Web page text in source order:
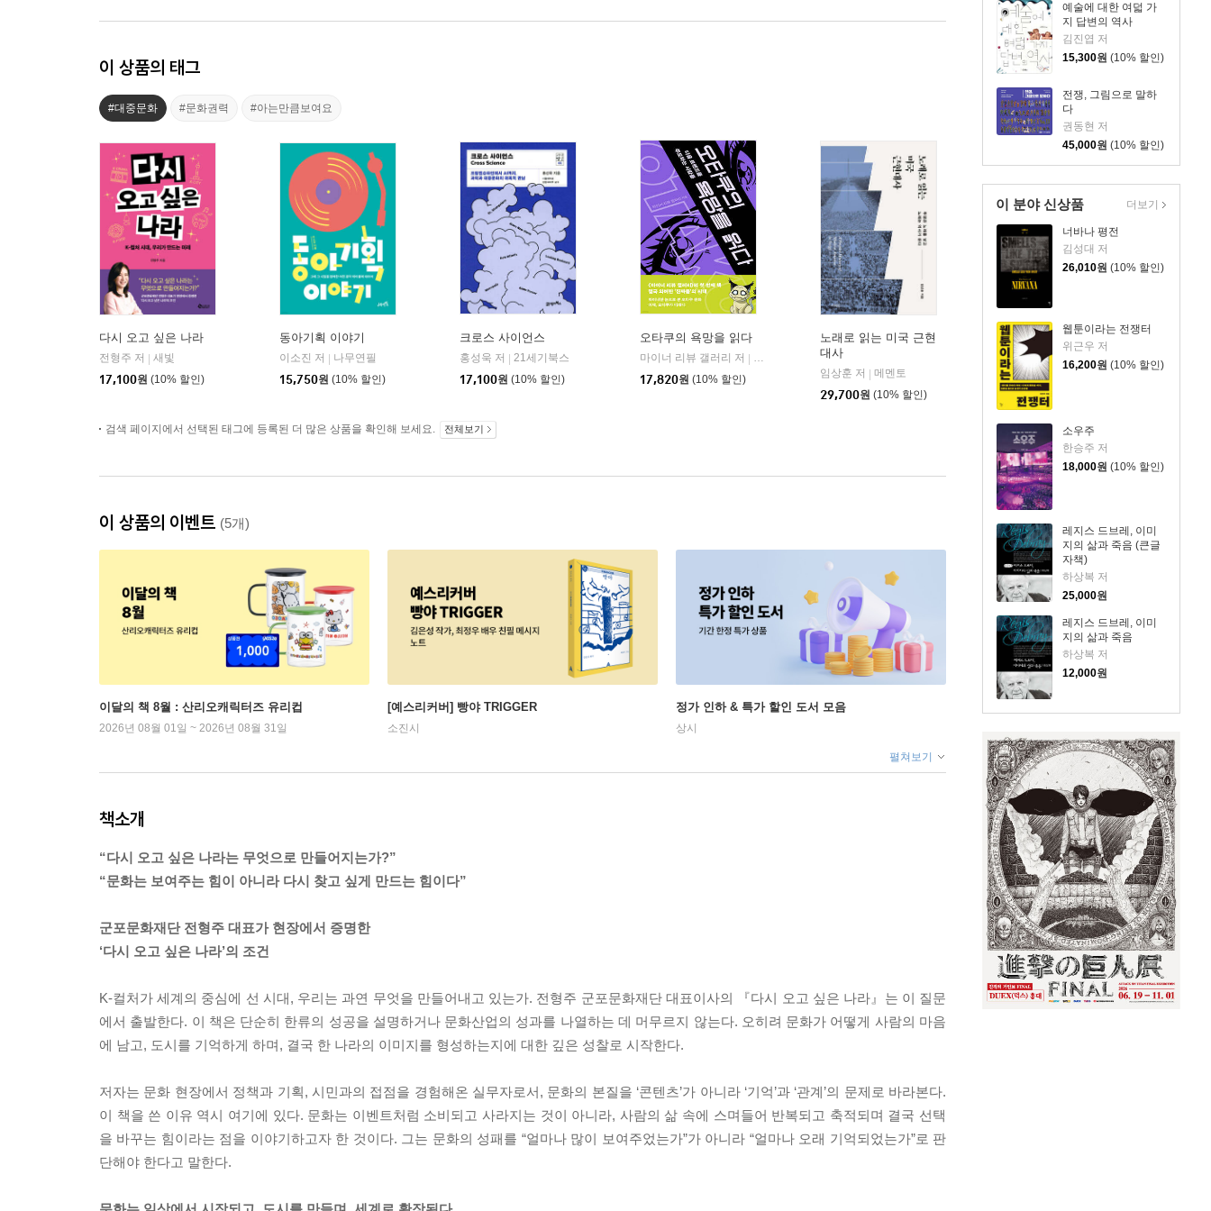
예술에 대한 여덟 가
지 답변의 역사
김진엽 저
15,300원 (10% 할인)
전쟁, 그림으로 말하
다
권동현 저
45,000원 (10% 할인)
이 분야 신상품
너바나 평전
김성대 저
26,010원 (10% 할인)
웹툰이라는 전쟁터
위근우 저
16,200원 (10% 할인)
소우주
한승주 저
18,000원 (10% 할인)
레지스 드브레, 이미
지의 삶과 죽음 (큰글
자책)
하상복 저
25,000원
레지스 드브레, 이미
지의 삶과 죽음
하상복 저
12,000원
더보기
이 상품의 태그
#대중문화 #문화권력 #아는만큼보여요
다시 오고 싶은 나라
전형주 저
새빛
17,100원 (10% 할인)
동아기획 이야기
이소진 저
나무연필
15,750원 (10% 할인)
크로스 사이언스
홍성욱 저
21세기북스
17,100원 (10% 할인)
오타쿠의 욕망을 읽다
마이너 리뷰 갤러리 저
메디치미디어
17,820원 (10% 할인)
노래로 읽는 미국 근현
대사
임상훈 저
메멘토
29,700원 (10% 할인)
검색 페이지에서 선택된 태그에 등록된 더 많은 상품을 확인해 보세요. 전체보기
이 상품의 이벤트 (5개)
이달의 책 8월 : 산리오캐릭터즈 유리컵
2026년 08월 01일 ~ 2026년 08월 31일
[예스리커버] 빵야 TRIGGER
소진시
정가 인하 & 특가 할인 도서 모음
상시
펼쳐보기
책소개
“다시 오고 싶은 나라는 무엇으로 만들어지는가?”
“문화는 보여주는 힘이 아니라 다시 찾고 싶게 만드는 힘이다”
군포문화재단 전형주 대표가 현장에서 증명한
‘다시 오고 싶은 나라’의 조건
K-컬처가 세계의 중심에 선 시대, 우리는 과연 무엇을 만들어내고 있는가. 전형주 군포문화재단 대표이사의 『다시 오고 싶은 나라』는 이 질문
에서 출발한다. 이 책은 단순히 한류의 성공을 설명하거나 문화산업의 성과를 나열하는 데 머무르지 않는다. 오히려 문화가 어떻게 사람의 마음
에 남고, 도시를 기억하게 하며, 결국 한 나라의 이미지를 형성하는지에 대한 깊은 성찰로 시작한다.
저자는 문화 현장에서 정책과 기획, 시민과의 접점을 경험해온 실무자로서, 문화의 본질을 ‘콘텐츠’가 아니라 ‘기억’과 ‘관계’의 문제로 바라본다.
이 책을 쓴 이유 역시 여기에 있다. 문화는 이벤트처럼 소비되고 사라지는 것이 아니라, 사람의 삶 속에 스며들어 반복되고 축적되며 결국 선택
을 바꾸는 힘이라는 점을 이야기하고자 한 것이다. 그는 문화의 성패를 “얼마나 많이 보여주었는가”가 아니라 “얼마나 오래 기억되었는가”로 판
단해야 한다고 말한다.